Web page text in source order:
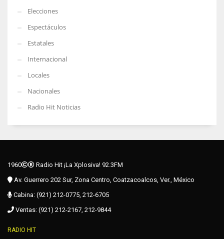
Elecciones
Espectáculos
Estatales
Internacional
Locales
Nacionales
Radio Hit Noticias
1960
Radio Hit ¡La Xplosiva! 92.3FM
Av. Guerrero 202 Sur, Zona Centro, Coatzacoalcos, Ver., México
Cabina: (921) 212-0775, 212-6705
Ventas: (921) 212-2167, 212-9844
RADIO HIT